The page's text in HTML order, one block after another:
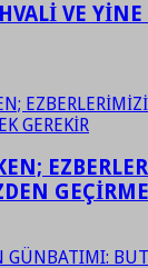
VE YİNE